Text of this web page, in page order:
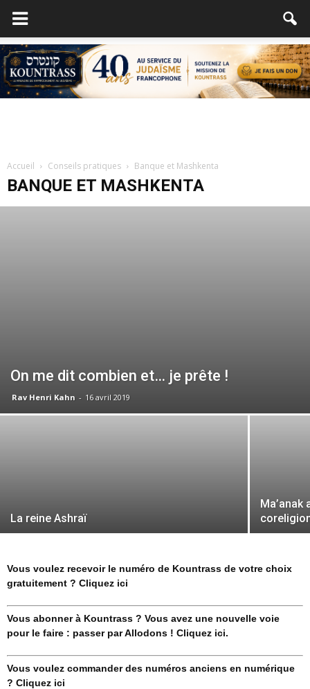
Accueil Conseils pratiques Banque et Mashkenta
BANQUE ET MASHKENTA
On me dit combien et… je prête !
Rav Henri Kahn - 16 avril 2019
La reine Ashraï
Ma’anak
Vous voulez recevoir le numéro de Kountrass de votre choix
gratuitement ? Cliquez ici
Vous abonner à Kountrass ? Vous avez une nouvelle voie
pour le faire : passer par Allodons ! Cliquez ici.
Vous voulez commander des numéros anciens en numérique
? Cliquez ici